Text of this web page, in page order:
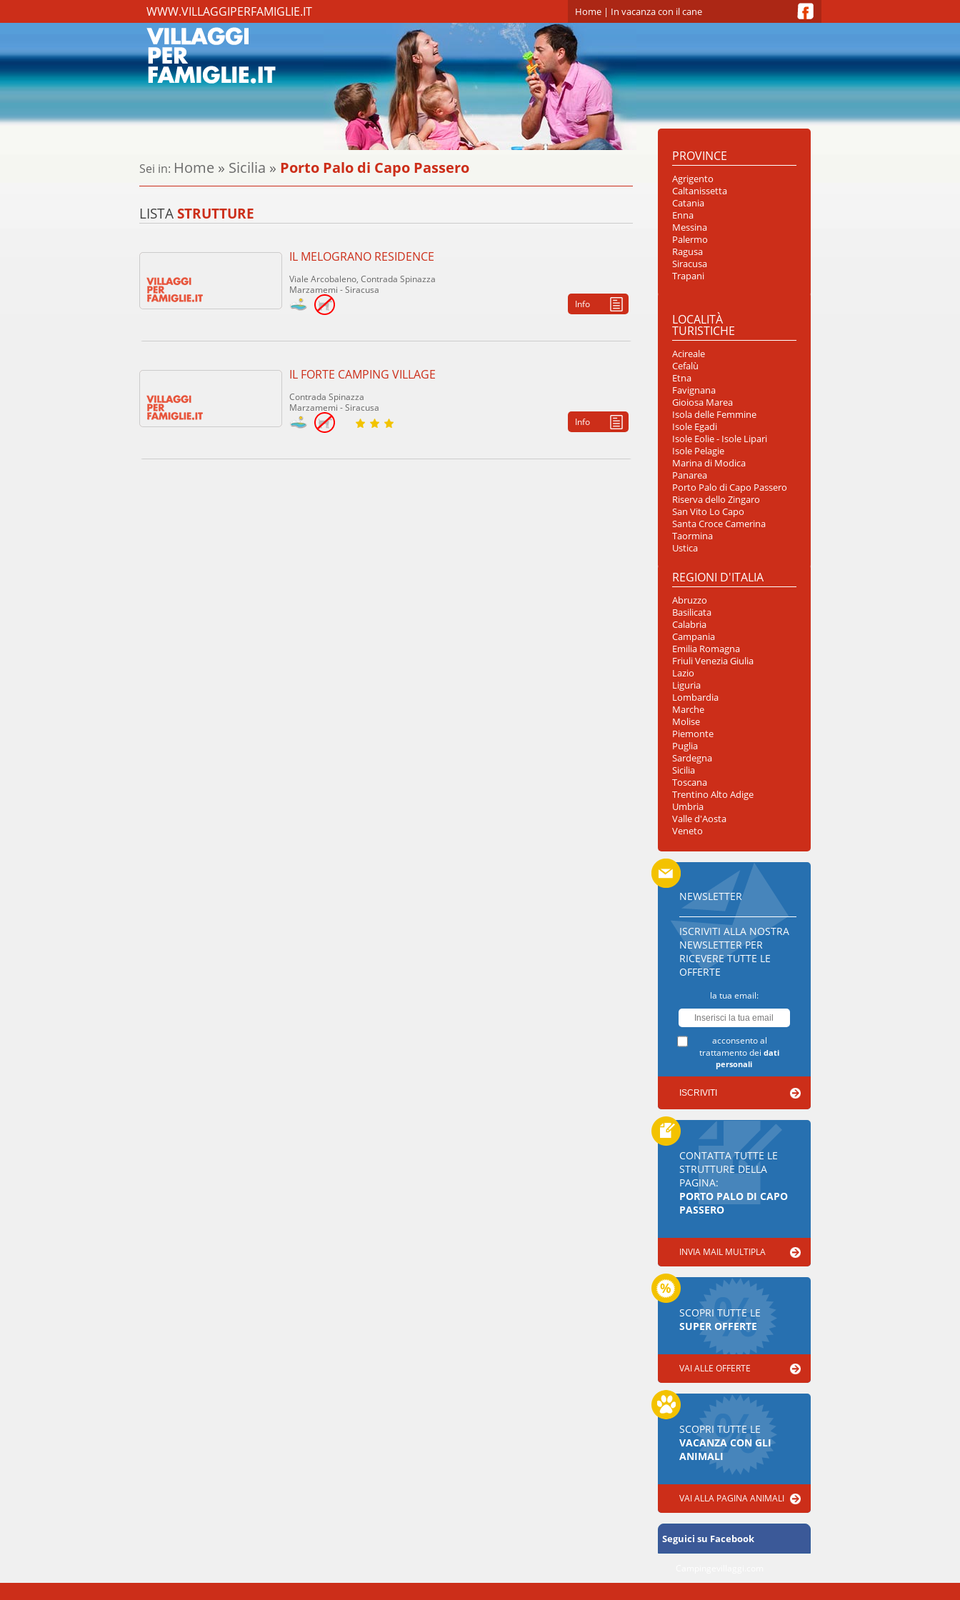
WWW.VILLAGGIPERFAMIGLIE.IT Home| In vacanza con il cane
Sei in: Home» Sicilia » Porto Palo di Capo Passero
LISTASTRUTTURE
IL MELOGRANO RESIDENCE
Viale Arcobaleno, Contrada Spinazza
Marzamemi - Siracusa
Info
IL FORTE CAMPING VILLAGE
Contrada Spinazza
Marzamemi - Siracusa
Info
PROVINCE
Agrigento
Caltanissetta
Catania
Enna
Messina
Palermo
Ragusa
Siracusa
Trapani
LOCALITÀ
TURISTICHE
Acireale
Cefalù
Etna
Favignana
Gioiosa Marea
Isola delle Femmine
Isole Egadi
Isole Eolie - Isole Lipari
Isole Pelagie
Marina di Modica
Panarea
Porto Palo di Capo Passero
Riserva dello Zingaro
San Vito Lo Capo
Santa Croce Camerina
Taormina
Ustica
REGIONI D'ITALIA
Abruzzo
Basilicata
Calabria
Campania
Emilia Romagna
Friuli Venezia Giulia
Lazio
Liguria
Lombardia
Marche
Molise
Piemonte
Puglia
Sardegna
Sicilia
Toscana
Trentino Alto Adige
Umbria
Valle d'Aosta
Veneto
NEWSLETTER
ISCRIVITI ALLA NOSTRA
NEWSLETTER PER
RICEVERE TUTTE LE
OFFERTE
la tua email:
acconsento al
trattamento dei dati
personali
CONTATTA TUTTE LE
STRUTTURE DELLA
PAGINA:
PORTO PALO DI CAPO
PASSERO
INVIA MAIL MULTIPLA
SCOPRI TUTTE LE
SUPER OFFERTE
VAI ALLE OFFERTE
SCOPRI TUTTE LE
VACANZA CON GLI
ANIMALI
VAI ALLA PAGINA ANIMALI
Seguici su Facebook